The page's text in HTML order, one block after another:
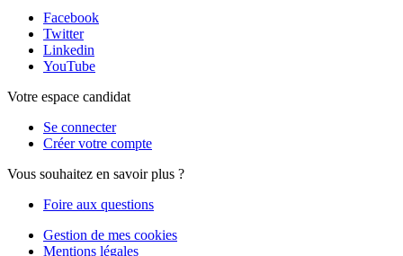
Facebook
Twitter
Linkedin
YouTube
Votre espace candidat
Se connecter
Créer votre compte
Vous souhaitez en savoir plus ?
Foire aux questions
Gestion de mes cookies
Mentions légales